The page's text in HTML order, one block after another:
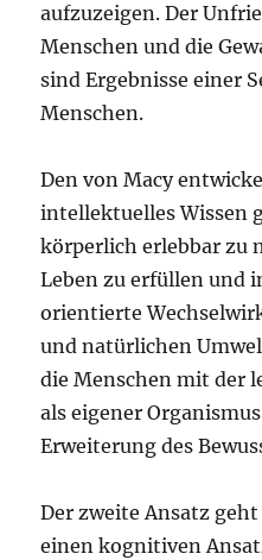
aufzuzeigen. Der
Menschen und die
sind Ergebnisse einer
Menschen.
Den von Macy
intellektuelles Wissen
körperlich erlebbar zu
Leben zu erfüllen und
orientierte
und natürlichen
die Menschen mit der
als eigener
Erweiterung des
Der zweite Ansatz
einen kognitiven